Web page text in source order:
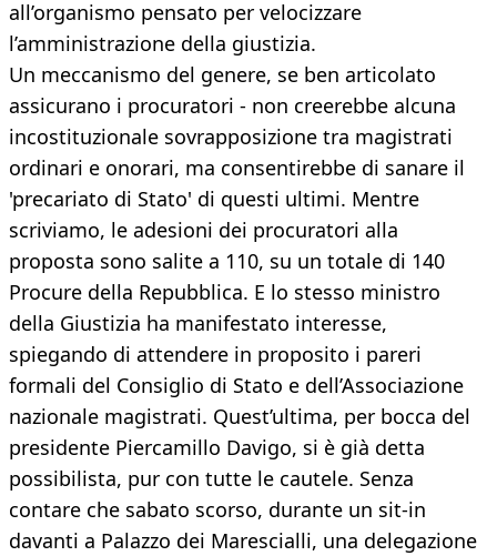
all’organismo pensato per velocizzare
l’amministrazione della giustizia.
Un meccanismo del genere, se ben articolato
assicurano i procuratori - non creerebbe alcuna
incostituzionale sovrapposizione tra magistrati
ordinari e onorari, ma consentirebbe di sanare il
'precariato di Stato' di questi ultimi. Mentre
scriviamo, le adesioni dei procuratori alla
proposta sono salite a 110, su un totale di 140
Procure della Repubblica. E lo stesso ministro
della Giustizia ha manifestato interesse,
spiegando di attendere in proposito i pareri
formali del Consiglio di Stato e dell’Associazione
nazionale magistrati. Quest’ultima, per bocca del
presidente Piercamillo Davigo, si è già detta
possibilista, pur con tutte le cautele. Senza
contare che sabato scorso, durante un sit-in
davanti a Palazzo dei Marescialli, una delegazione